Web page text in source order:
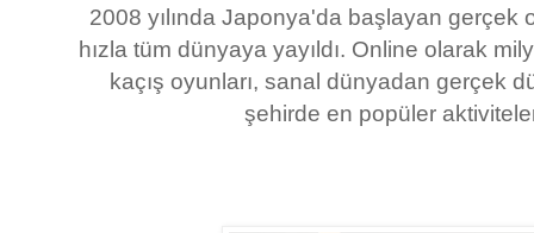
2008 yılında Japonya'da başlayan gerçek
hızla tüm dünyaya yayıldı. Online olarak
kaçış oyunları, sanal dünyadan gerçek
şehirde en popüler